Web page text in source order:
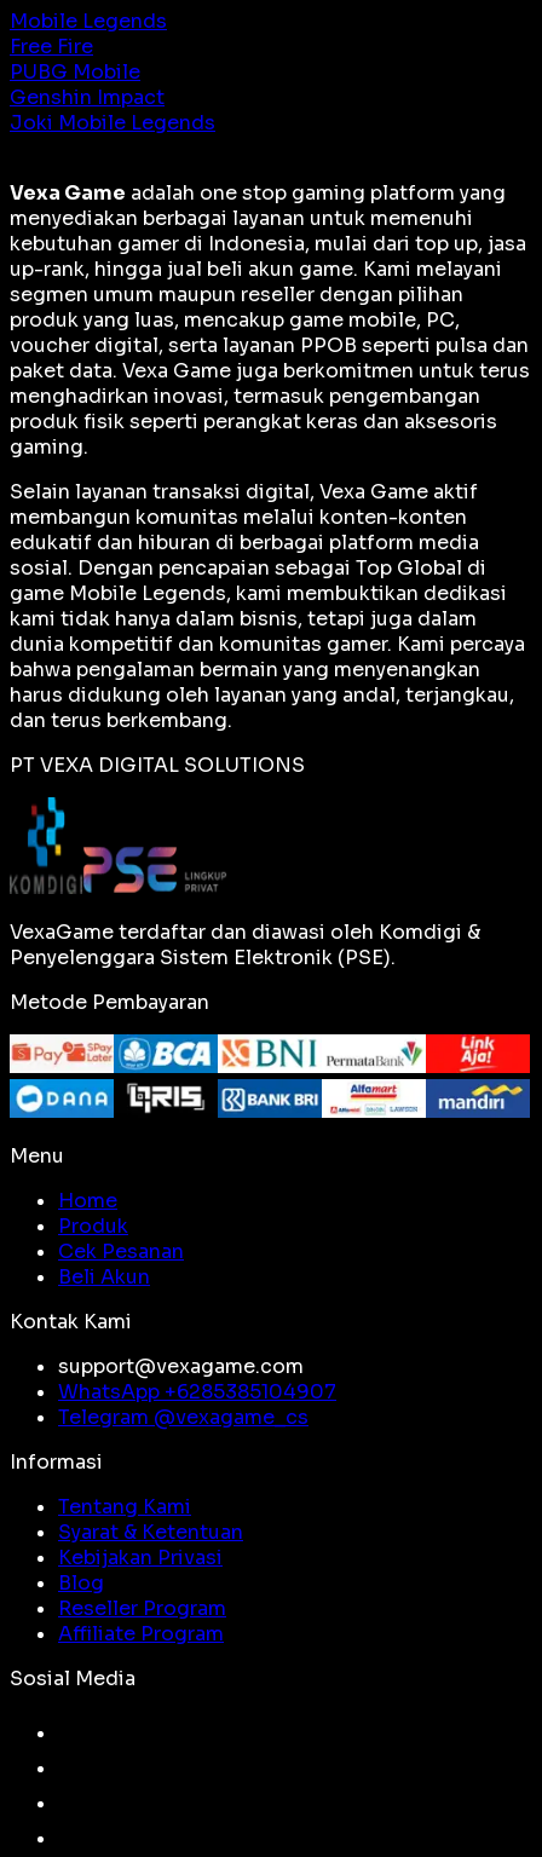
Mobile Legends
Free Fire
PUBG Mobile
Genshin Impact
Joki Mobile Legends
Vexa Game adalah one stop gaming platform yang
menyediakan berbagai layanan untuk memenuhi
kebutuhan gamer di Indonesia, mulai dari top up, jasa
up-rank, hingga jual beli akun game. Kami melayani
segmen umum maupun reseller dengan pilihan
produk yang luas, mencakup game mobile, PC,
voucher digital, serta layanan PPOB seperti pulsa dan
paket data. Vexa Game juga berkomitmen untuk terus
menghadirkan inovasi, termasuk pengembangan
produk fisik seperti perangkat keras dan aksesoris
gaming.
Selain layanan transaksi digital, Vexa Game aktif
membangun komunitas melalui konten-konten
edukatif dan hiburan di berbagai platform media
sosial. Dengan pencapaian sebagai Top Global di
game Mobile Legends, kami membuktikan dedikasi
kami tidak hanya dalam bisnis, tetapi juga dalam
dunia kompetitif dan komunitas gamer. Kami percaya
bahwa pengalaman bermain yang menyenangkan
harus didukung oleh layanan yang andal, terjangkau,
dan terus berkembang.
PT VEXA DIGITAL SOLUTIONS
VexaGame terdaftar dan diawasi oleh Komdigi &
Penyelenggara Sistem Elektronik (PSE).
Metode Pembayaran
Menu
Home
Produk
Cek Pesanan
Beli Akun
Kontak Kami
support@vexagame.com
WhatsApp +6285385104907
Telegram @vexagame_cs
Informasi
Tentang Kami
Syarat & Ketentuan
Kebijakan Privasi
Blog
Reseller Program
Affiliate Program
Sosial Media